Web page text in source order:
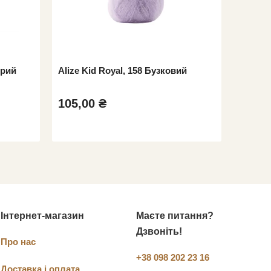
Alize Kid Royal, 158 Бузковий
105,00 ₴
Інтернет-магазин
Про нас
Доставка і оплата
Маєте питання?
Дзвоніть!
+38 098 202 23 16